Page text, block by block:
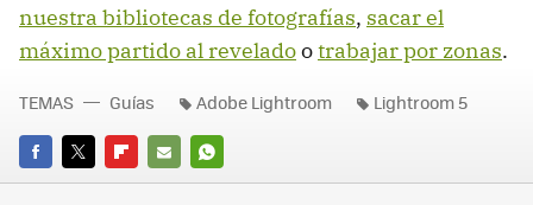
nuestra bibliotecas de fotografías, sacar el
máximo partido al reveladootrabajar por zonas.
FACEBOOK
TWITTERFLIPBOARD
E-
WHATSAPP
TEMAS Guías Adobe Lightroom Lightroom 5